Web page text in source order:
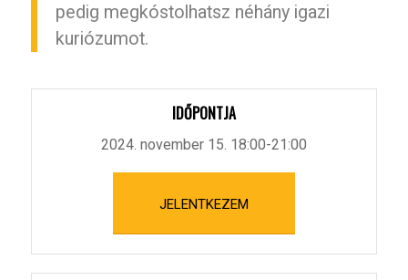
pedig megkóstolhatsz néhány igazi
kuriózumot.
IDŐPONTJA
2024. november 15. 18:00-21:00
JELENTKEZEM